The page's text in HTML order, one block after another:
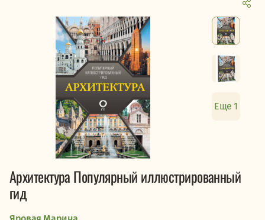
Еще 1
Архитектура Популярный иллюстрированный
гид